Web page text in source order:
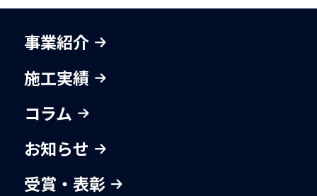
事業紹介
施工実績
コラム
お知らせ
受賞・表彰